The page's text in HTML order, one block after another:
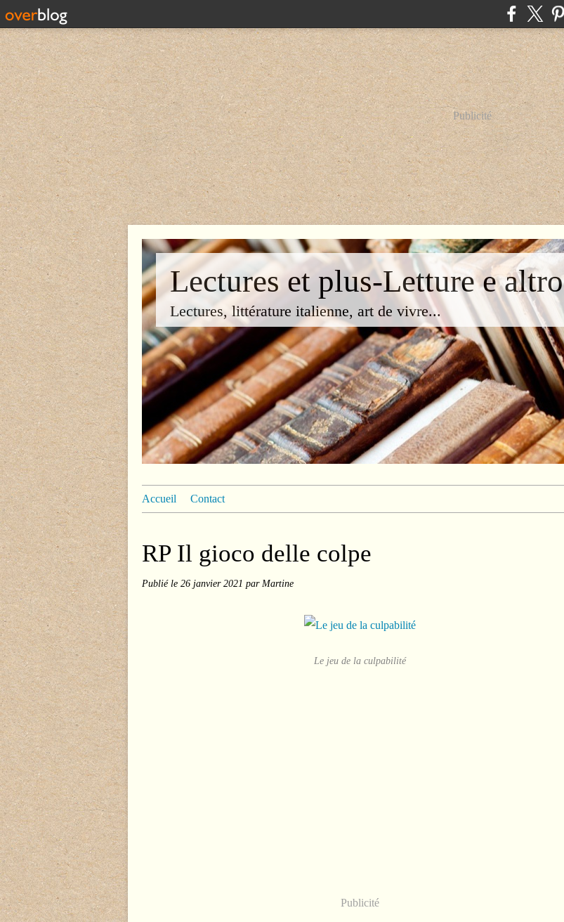
Publicité
Lectures et plus-Letture e altro
Lectures, littérature italienne, art de vivre...
Accueil Contact
RP Il gioco delle colpe
Publié le 26 janvier 2021 par Martine
Le jeu de la culpabilité
Publicité